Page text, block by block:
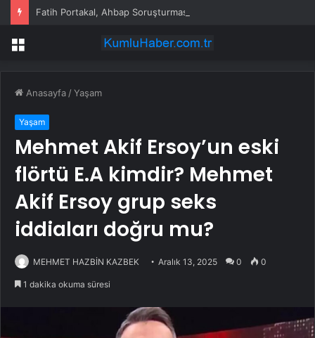
Menü
Anasayfa /Yaşam
Yaşam
Mehmet Akif Ersoy’un eski
flörtü E.A kimdir? Mehmet
Akif Ersoy grup seks
iddiaları doğru mu?
MEHMET HAZBİN KAZBEK Aralık 13, 2025 0 0
1 dakika okuma süresi